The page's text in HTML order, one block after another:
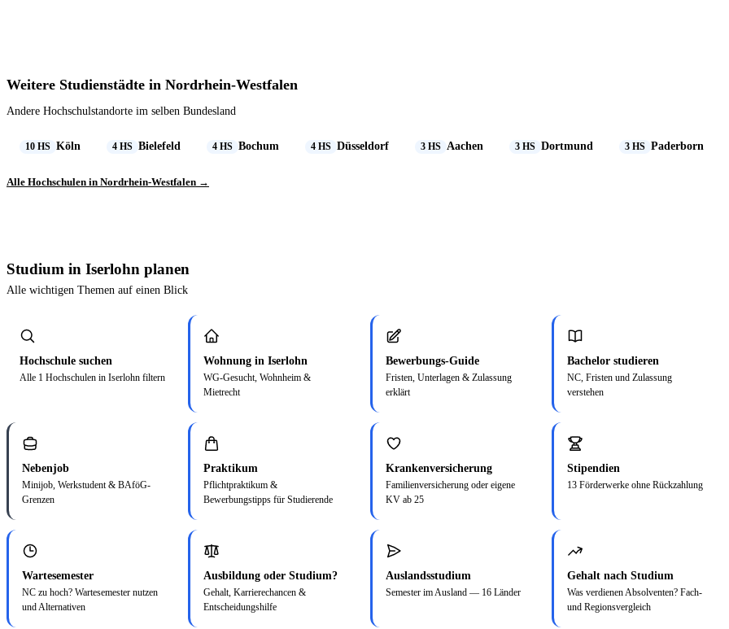
Weitere Studienstädte in Nordrhein-Westfalen
Andere Hochschulstandorte im selben Bundesland
10 HS Köln 4 HS Bielefeld 4 HS Bochum 4 HS Düsseldorf 3 HS Aachen 3 HS Dortmund 3 HS Paderborn
Alle Hochschulen in Nordrhein-Westfalen →
Studium in Iserlohn planen
Alle wichtigen Themen auf einen Blick
Hochschule suchen
Alle 1 Hochschulen in Iserlohn filtern
Wohnung in Iserlohn
WG-Gesucht, Wohnheim &
Mietrecht
Bewerbungs-Guide
Fristen, Unterlagen & Zulassung
erklärt
Bachelor studieren
NC, Fristen und Zulassung
verstehen
Nebenjob
Minijob, Werkstudent & BAföG-
Grenzen
Praktikum
Pflichtpraktikum &
Bewerbungstipps für Studierende
Krankenversicherung
Familienversicherung oder eigene
KV ab 25
Stipendien
13 Förderwerke ohne Rückzahlung
Wartesemester
NC zu hoch? Wartesemester nutzen
und Alternativen
Ausbildung oder Studium?
Gehalt, Karrierechancen &
Entscheidungshilfe
Auslandsstudium
Semester im Ausland — 16 Länder
Gehalt nach Studium
Was verdienen Absolventen? Fach-
und Regionsvergleich